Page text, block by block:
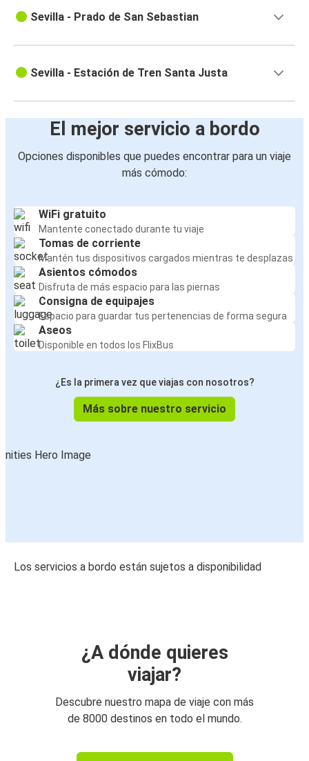
Sevilla - Prado de San Sebastian
Sevilla - Estación de Tren Santa Justa
El mejor servicio a bordo
Opciones disponibles que puedes encontrar para un viaje
más cómodo:
WiFi gratuito
Mantente conectado durante tu viaje
Tomas de corriente
Mantén tus dispositivos cargados mientras te desplazas
Asientos cómodos
Disfruta de más espacio para las piernas
Consigna de equipajes
Espacio para guardar tus pertenencias de forma segura
Aseos
Disponible en todos los FlixBus
¿Es la primera vez que viajas con nosotros?
Más sobre nuestro servicio
Los servicios a bordo están sujetos a disponibilidad
¿A dónde quieres
viajar?
Descubre nuestro mapa de viaje con más
de 8000 destinos en todo el mundo.